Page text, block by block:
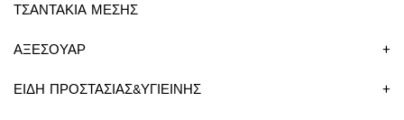
ΤΣΑΝΤΑΚΙΑ ΜΕΣΗΣ
ΑΞΕΣΟΥΑΡ +
ΕΙΔΗ ΠΡΟΣΤΑΣΙΑΣ&ΥΓΙΕΙΝΗΣ +